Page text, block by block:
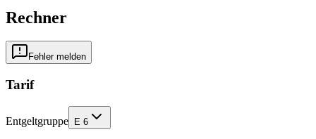
Rechner
Fehler melden
Tarif
Entgeltgruppe E 6